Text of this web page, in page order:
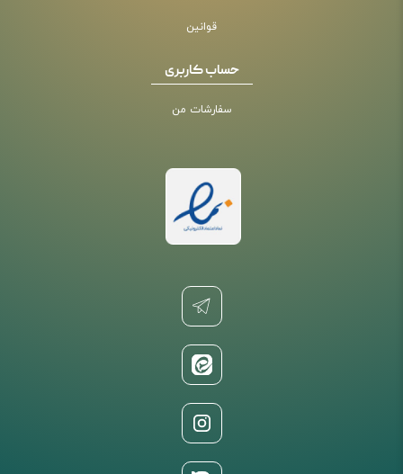
قوانین
حساب کاربری
سفارشات من